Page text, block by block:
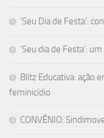
‘Seu Dia de Festa’:
‘Seu dia de Festa’:
Blitz Educativa: ação
feminicídio
CONVÊNIO: